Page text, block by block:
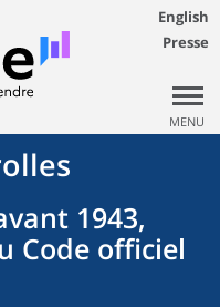
English
Presse
MENU
1943,
Code officiel